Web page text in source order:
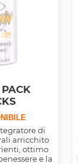
di
arricchito
ottimo
e la